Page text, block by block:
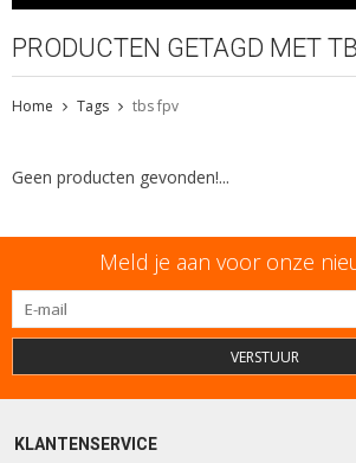
PRODUCTEN GETAGD MET
Home Tags tbs fpv
Geen producten gevonden!...
Meld je aan voor onze
VERSTUUR
KLANTENSERVICE